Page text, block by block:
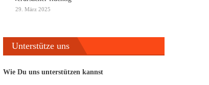
29. März 2025
Unterstütze uns
Wie Du uns unterstützen kannst